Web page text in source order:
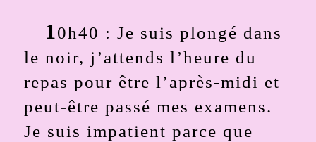
10h40 : Je suis plongé dans
le noir, j’attends l’heure du
repas pour être l’après-midi et
peut-être passé mes examens.
Je suis impatient parce que